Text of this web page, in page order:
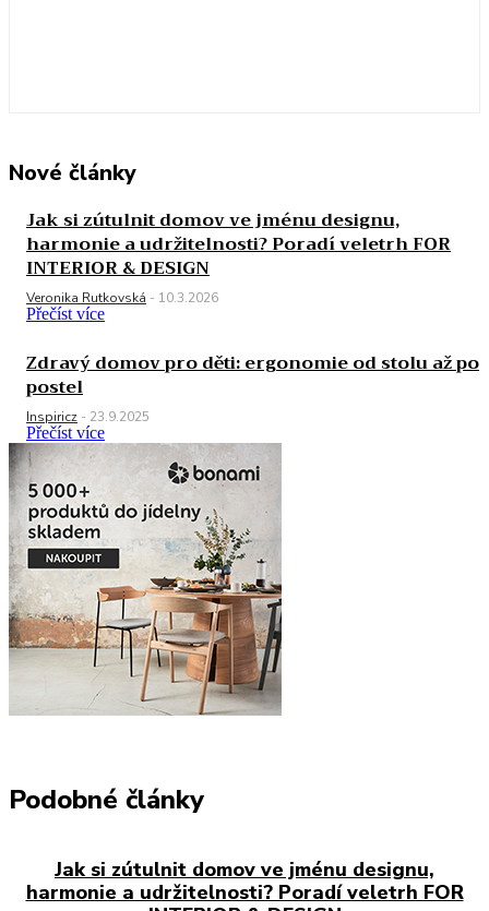
Nové články
Jak si zútulnit domov ve jménu designu,
harmonie a udržitelnosti? Poradí veletrh FOR
INTERIOR & DESIGN
Veronika Rutkovská - 10.3.2026
Přečíst více
Zdravý domov pro děti: ergonomie od stolu až po
postel
Inspiricz - 23.9.2025
Přečíst více
Podobné články
Jak si zútulnit domov ve jménu designu,
harmonie a udržitelnosti? Poradí veletrh FOR